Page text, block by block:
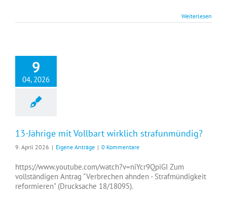
Weiterlesen
9
04, 2026
13-Jährige mit Vollbart wirklich strafunmündig?
9. April 2026 | Eigene Anträge | 0 Kommentare
https://www.youtube.com/watch?v=niYcr9QpiGI Zum
vollständigen Antrag "Verbrechen ahnden - Strafmündigkeit
reformieren" (Drucksache 18/18095).